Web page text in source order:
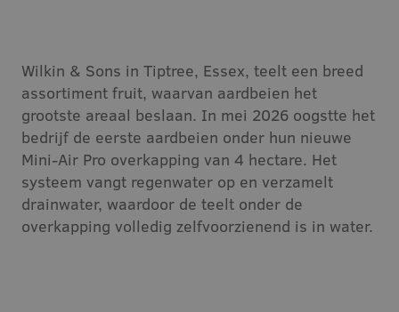
Wilkin & Sons in Tiptree, Essex, teelt een breed
assortiment fruit, waarvan aardbeien het
grootste areaal beslaan. In mei 2026 oogstte het
bedrijf de eerste aardbeien onder hun nieuwe
Mini-Air Pro overkapping van 4 hectare. Het
systeem vangt regenwater op en verzamelt
drainwater, waardoor de teelt onder de
overkapping volledig zelfvoorzienend is in water.